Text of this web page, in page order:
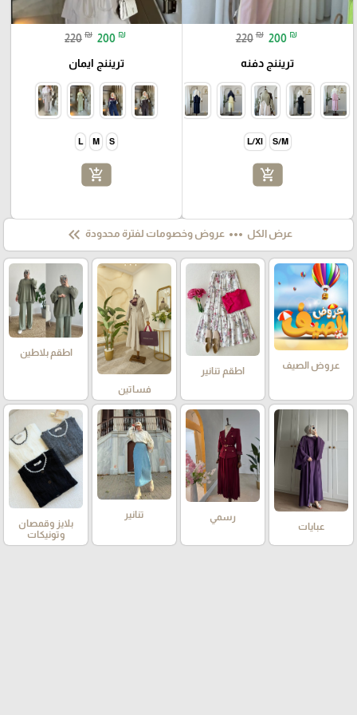
220 ₪ 200 ₪
تريننج دفنه
S/M
L/Xl
add_shopping_cart
220 ₪ 200 ₪
تريننج ايمان
S
M
L
add_shopping_cart
عرض الكل more_horiz عروض وخصومات لفترة محدودة keyboard_double_arrow_left
عروض الصيف
اطقم تنانير
فساتين
اطقم بلاطين
عبايات
رسمي
تنانير
بلايز وقمصان
وتونيكات